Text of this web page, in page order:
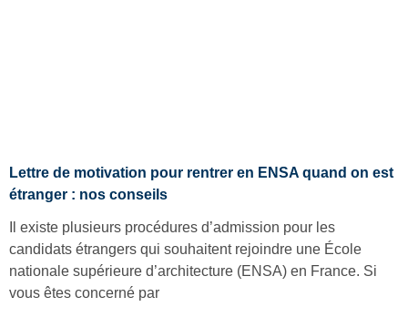
Lettre de motivation pour rentrer en ENSA quand on est
étranger : nos conseils
Il existe plusieurs procédures d’admission pour les
candidats étrangers qui souhaitent rejoindre une École
nationale supérieure d’architecture (ENSA) en France. Si
vous êtes concerné par